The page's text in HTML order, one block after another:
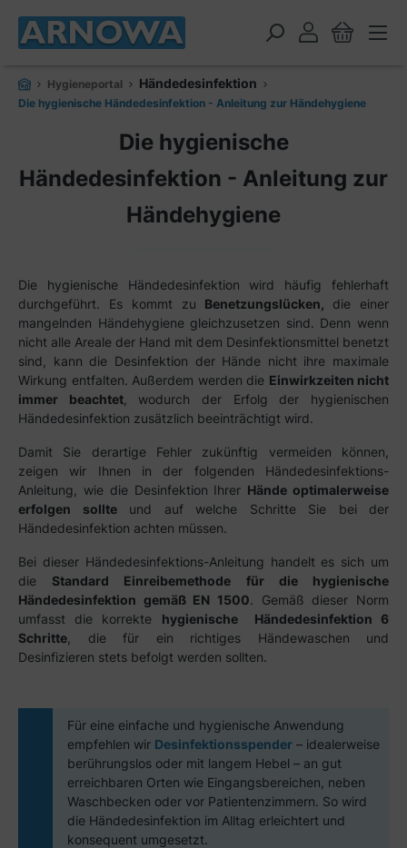
springen
Hygieneportal Händedesinfektion
Die hygienische Händedesinfektion - Anleitung zur Händehygiene
Die hygienische
Händedesinfektion - Anleitung zur
Händehygiene
Die hygienische Händedesinfektion wird häufig fehlerhaft
durchgeführt. Es kommt zu Benetzungslücken, die einer
mangelnden Händehygiene gleichzusetzen sind. Denn wenn
nicht alle Areale der Hand mit dem Desinfektionsmittel benetzt
sind, kann die Desinfektion der Hände nicht ihre maximale
Wirkung entfalten. Außerdem werden die Einwirkzeiten nicht
immer beachtet, wodurch der Erfolg der hygienischen
Händedesinfektion zusätzlich beeinträchtigt wird.
Damit Sie derartige Fehler zukünftig vermeiden können,
zeigen wir Ihnen in der folgenden Händedesinfektions-
Anleitung, wie die Desinfektion Ihrer Hände optimalerweise
erfolgen sollteund auf welche Schritte Sie bei der
Händedesinfektion achten müssen.
Bei dieser Händedesinfektions-Anleitung handelt es sich um
die Standard Einreibemethode für die hygienische
Händedesinfektion gemäß EN 1500. Gemäß dieser Norm
umfasst die korrekte hygienische
Händedesinfektion 6
Schritte , die für ein richtiges Händewaschen und
Desinfizieren stets befolgt werden sollten.
Für eine einfache und hygienische Anwendung
empfehlen wir Desinfektionsspender – idealerweise
berührungslos oder mit langem Hebel – an gut
erreichbaren Orten wie Eingangsbereichen, neben
Waschbecken oder vor Patientenzimmern. So wird
die Händedesinfektion im Alltag erleichtert und
konsequent umgesetzt.